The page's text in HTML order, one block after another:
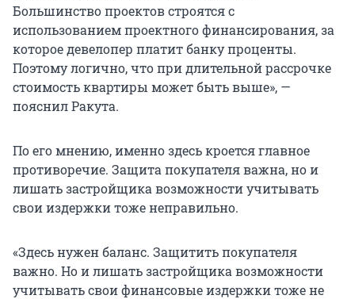
Большинство проектов строятся с
использованием проектного финансирования, за
которое девелопер платит банку проценты.
Поэтому логично, что при длительной рассрочке
стоимость квартиры может быть выше», —
пояснил Ракута.
По его мнению, именно здесь кроется главное
противоречие. Защита покупателя важна, но и
лишать застройщика возможности учитывать
свои издержки тоже неправильно.
«Здесь нужен баланс. Защитить покупателя
важно. Но и лишать застройщика возможности
учитывать свои финансовые издержки тоже не